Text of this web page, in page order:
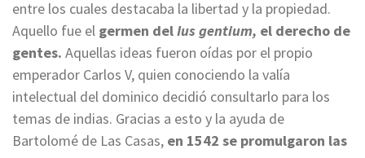
entre los cuales destacaba la libertad y la propiedad.
Aquello fue el germen delIus gentium, el derecho de
gentes. Aquellas ideas fueron oídas por el propio
emperador Carlos V, quien conociendo la valía
intelectual del dominico decidió consultarlo para los
temas de indias. Gracias a esto y la ayuda de
Bartolomé de Las Casas, en 1542 se promulgaron las